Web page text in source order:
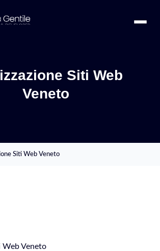
Siti Web
Veneto
Siti Web Veneto
Web Veneto